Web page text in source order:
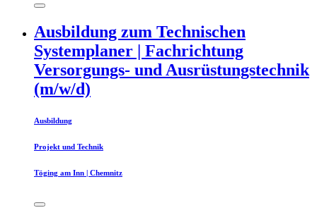
Ausbildung zum Technischen
Systemplaner | Fachrichtung
Versorgungs- und Ausrüstungstechnik
(m/w/d)
Ausbildung
Projekt und Technik
Töging am Inn | Chemnitz